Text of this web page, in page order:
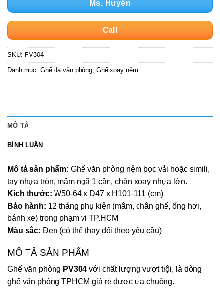
Ms. Huyền
Call
SKU: PV304
Danh mục: Ghế da văn phòng, Ghế xoay nệm
MÔ TẢ
BÌNH LUẬN
Mô tả sản phẩm: Ghế văn phòng nệm bọc vải hoặc simili,
tay nhựa tròn, mâm ngã 1 cần, chân xoay nhựa lớn.
Kích thước: W50-64 x D47 x H101-111 (cm)
Bảo hành: 12 tháng phụ kiện (mâm, chân ghế, ống hơi,
bánh xe) trong phạm vi TP.HCM
Màu sắc: Đen (có thể thay đổi theo yêu cầu)
MÔ TẢ SẢN PHẨM
Ghế văn phòng PV304 với chất lượng vượt trội, là dòng
ghế văn phòng TPHCM giá rẻ được ưa chuộng.